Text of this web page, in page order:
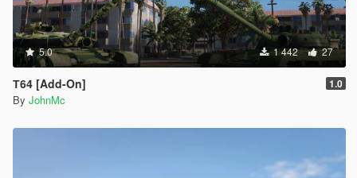
5.0 1 442 27
Т64 [Add-On] 1.0
By JohnMc